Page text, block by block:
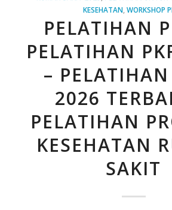
KESEHATAN ,WORKSHOP
PELATIHAN
PELATIHAN
– PELATIHAN
2026
PELATIHAN
KESEHATAN
SAKIT